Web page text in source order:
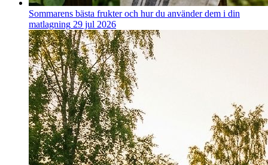
Sommarens bästa frukter och hur du använder dem i din
matlagning 29 jul 2026